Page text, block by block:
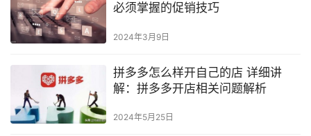
必须掌握的促销技巧
2024年3月9日
拼多多怎么样开自己的店 详细讲
解：拼多多开店相关问题解析
2024年5月25日